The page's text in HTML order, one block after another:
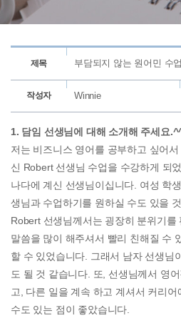
제목 부담되지 않는 원어민 수
작성자 Winnie
1. 담임 선생님에 대해 소개해 주세요
저는 비즈니스 영어를 공부하고 싶어
신 Robert 선생님 수업을 수강하게 되
나다에 계신 선생님이십니다. 여성 학
생님과 수업하기를 원하실 수도 있을
Robert 선생님께서는 굉장히 분위기
말씀을 많이 해주셔서 빨리 친해질 수
할 수 있었습니다. 그래서 남자 선생님
도 될 것 같습니다. 또, 선생님께서 영
고, 다른 일을 계속 하고 계셔서 커리
수도 있는 점이 좋았습니다.